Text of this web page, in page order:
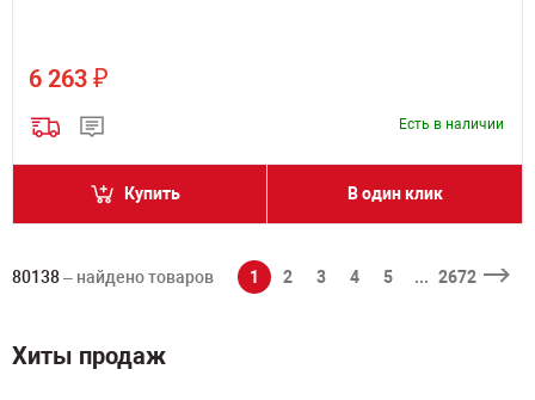
6 263 ₽
Есть в наличии
Купить В один клик
80138– найдено товаров 1 2 3 4 5 ... 2672
Хиты продаж